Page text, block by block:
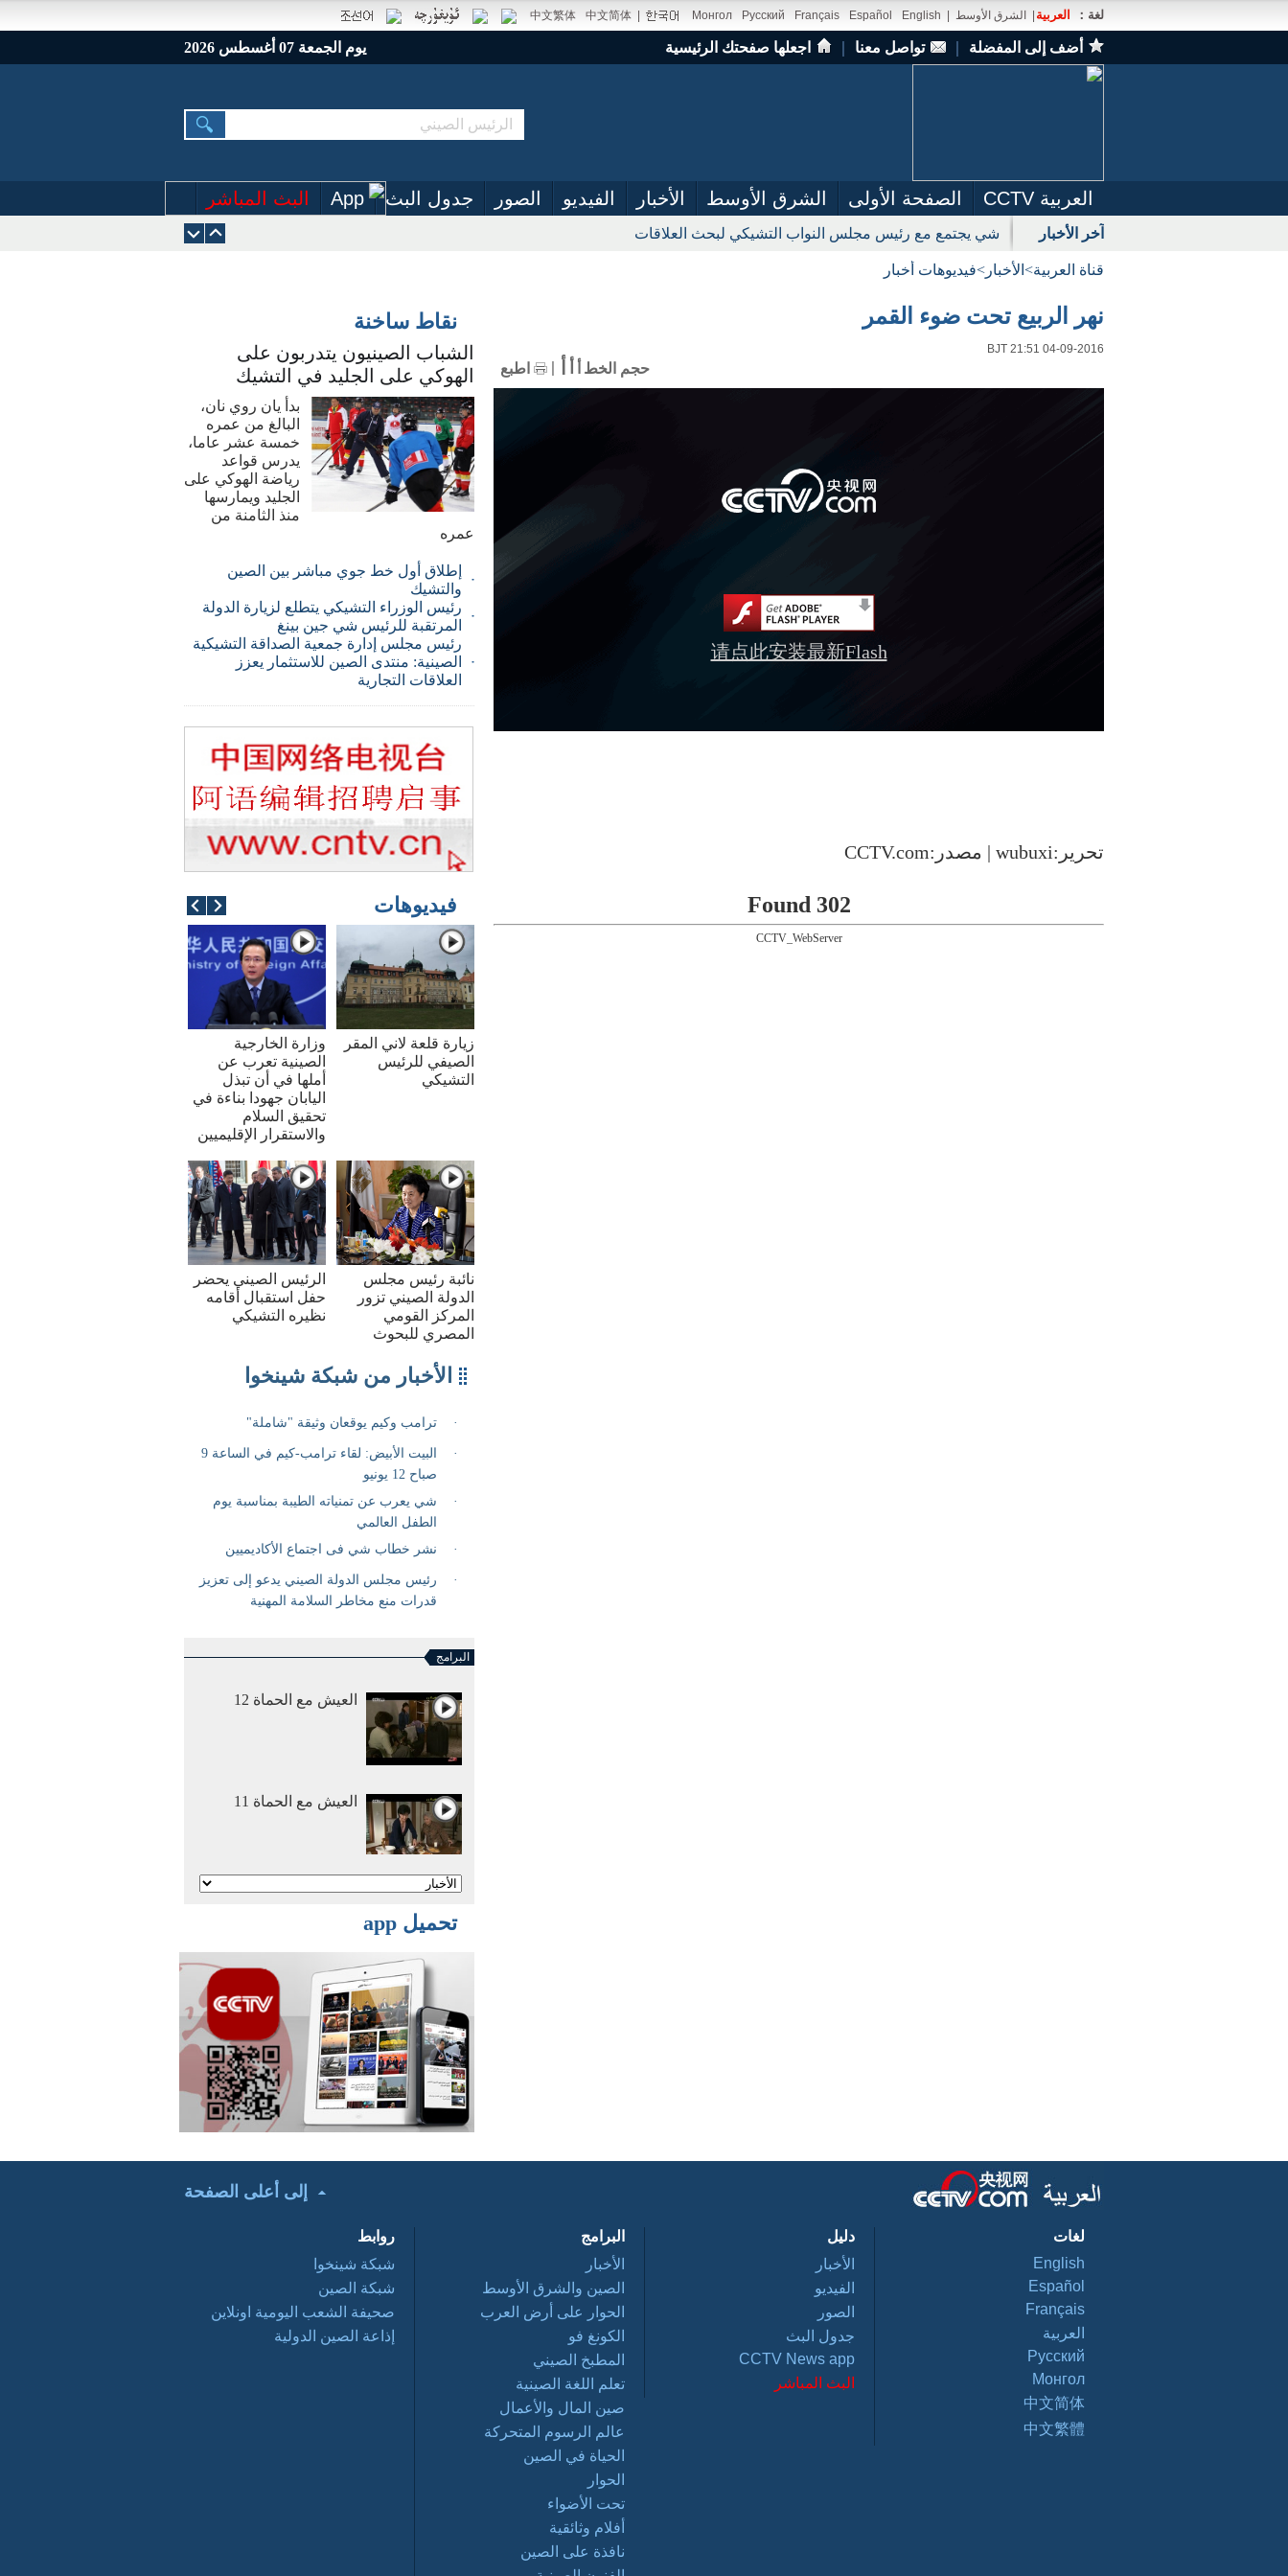
لغة： العربية الشرق الأوسط English
Español
Français
Русский
Монгол
中文简体
中文繁体
أضف إلى المفضلة تواصل معنا اجعلها صفحتك الرئيسية يوم الجمعة 07 أغسطس 2026
العربية CCTV الصفحة الأولى الشرق الأوسط الأخبار الفيديو الصور جدول البث App البث المباشر
آخر الأخبار شي يجتمع مع رئيس مجلس النواب التشيكي لبحث العلاقات
قناة العربية> الأخبار >فيديوهات أخبار
نقاط ساخنة
الشباب الصينيون يتدربون على
الهوكي على الجليد في التشيك
بدأ يان روي نان،
البالغ من عمره
خمسة عشر عاما،
يدرس قواعد
رياضة الهوكي على
الجليد ويمارسها
منذ الثامنة من
عمره
إطلاق أول خط جوي مباشر بين الصين
والتشيك
رئيس الوزراء التشيكي يتطلع لزيارة الدولة
المرتقبة للرئيس شي جين بينغ
رئيس مجلس إدارة جمعية الصداقة التشيكية
الصينية: منتدى الصين للاستثمار يعزز
العلاقات التجارية
فيديوهات
وزارة الخارجية
الصينية تعرب عن
أملها في أن تبذل
اليابان جهودا بناءة في
تحقيق السلام
والاستقرار الإقليميين
زيارة قلعة لاني المقر
الصيفي للرئيس
التشيكي
الرئيس الصيني يحضر
حفل استقبال أقامه
نظيره التشيكي
نائبة رئيس مجلس
الدولة الصيني تزور
المركز القومي
المصري للبحوث
البرامج
العيش مع الحماة 12
العيش مع الحماة 11
أنا وأمي نتزوج معا 1
أفلام وثائقية: عصر
الهجرة العظمي 2016
03 29
تحت الأضواء: التعاون
أفلام وثائقية: عبور
تحميل app
نهر الربيع تحت ضوء القمر
BJT 21:51 04-09-2016
اطبع حجم الخط
请点此安装最新Flash
تحرير:wubuxi | مصدر:CCTV.com
302 Found
CCTV_WebServer
إلى أعلى الصفحة
لغات
English
Español
Français
العربية
Pусский
Монгол
中文简体
中文繁體
دليل
الأخبار
الفيديو
الصور
جدول البث
CCTV News app
البث المباشر
البرامج
الأخبار
الصين والشرق الأوسط
الحوار على أرض العرب
الكونغ فو
المطبخ الصيني
تعلم اللغة الصينية
صين المال والأعمال
عالم الرسوم المتحركة
الحياة في الصين
الحوار
تحت الأضواء
أفلام وثائقية
نافذة على الصين
روابط
شبكة شينخوا
شبكة الصين
صحيفة الشعب اليومية اونلاين
إذاعة الصين الدولية